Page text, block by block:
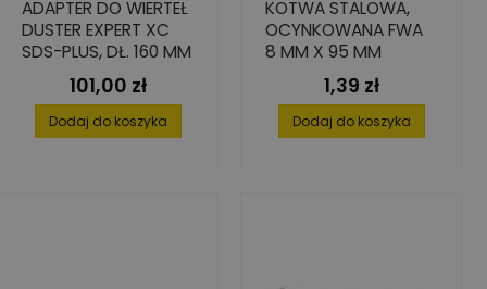
ADAPTER DO WIERTEŁ
DUSTER EXPERT XC
SDS-PLUS, DŁ. 160 MM
Cena
101,00 zł
Dodaj do koszyka
KOTWA STALOWA,
OCYNKOWANA FWA
8 MM X 95 MM
Cena
1,39 zł
Dodaj do koszyka